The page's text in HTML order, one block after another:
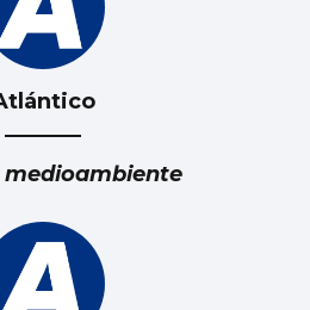
medioambiente